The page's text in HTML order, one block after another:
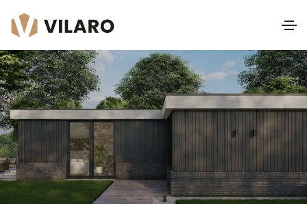
Chopin Platdak I